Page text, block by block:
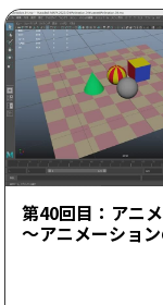
第40回目：アニ
～アニメーショ